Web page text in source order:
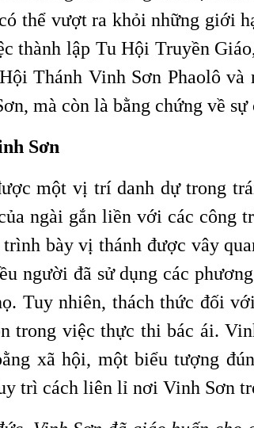
thể vượt ra khỏi những giới
thành lập Tu Hội Truyền
Thánh Vinh Sơn Phaolô
mà còn là bằng chứng về
Sơn
một vị trí danh dự trong
ngài gắn liền với các công
bày vị thánh được vây
người đã sử dụng các
Tuy nhiên, thách thức đối
trong việc thực thi bác ái.
xã hội, một biểu tượng
trì cách liên lỉ nơi Vinh Sơn